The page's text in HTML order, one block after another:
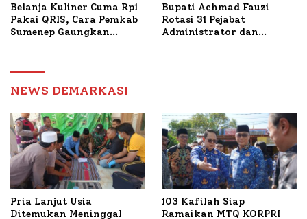
Belanja Kuliner Cuma Rp1
Pakai QRIS, Cara Pemkab
Sumenep Gaungkan
Bupati Achmad Fauzi
Rotasi 31 Pejabat
Administrator dan
NEWS DEMARKASI
Pria Lanjut Usia
Ditemukan Meninggal
103 Kafilah Siap
Ramaikan MTQ KORPRI